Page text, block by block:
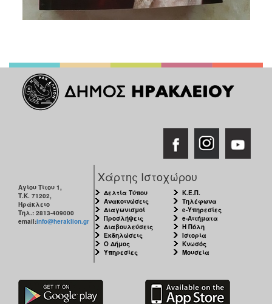
Αγίου Τίτου 1,
Τ.Κ. 71202,
Ηράκλειο
Τηλ.: 2813-409000
email:info@heraklion.gr
Χάρτης Ιστοχώρου
Δελτία Τύπου
Ανακοινώσεις
Διαγωνισμοί
Προσλήψεις
Διαβουλεύσεις
Εκδηλώσεις
Ο Δήμος
Υπηρεσίες
Κ.Ε.Π.
Τηλέφωνα
e-Υπηρεσίες
e-Αιτήματα
Η Πόλη
Ιστορία
Κνωσός
Μουσεία